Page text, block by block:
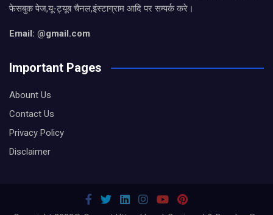
फेसबुक पेज,यू-ट्यूब चैनल,इंस्टाग्राम आदि पर सम्पर्क करे।
Email: @gmail.com
Important Pages
Abount Us
Contact Us
Privacy Policy
Disclaimer